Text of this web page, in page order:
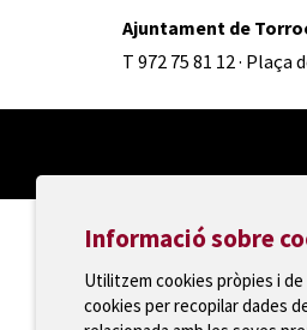
Ajuntament de
T 972 75 81 12 ·
Informació sobre
Utilitzem cookies pròpies i
cookies per recopilar dades